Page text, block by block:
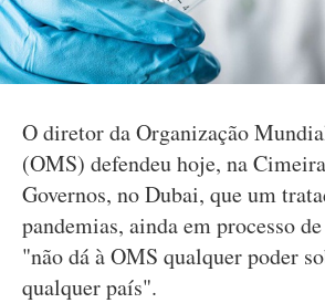
O diretor da Organização
(OMS) defendeu hoje, na
Governos, no Dubai, que um
pandemias, ainda em processo
"não dá à OMS qualquer poder
qualquer país".